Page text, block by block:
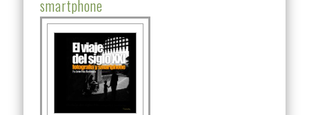
smartphone